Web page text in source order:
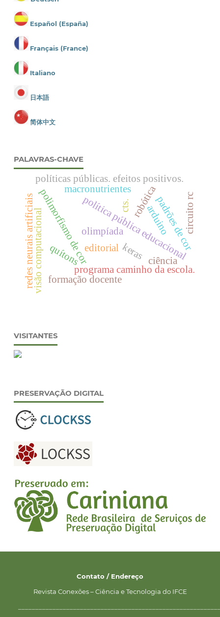
Español (España)
Français (France)
Italiano
日本語
简体中文
PALAVRAS-CHAVE
editorial
olimpíada
política pública educacional
programa caminho da escola.
padrões de cor
polimorfismo de cor
quítons
robótica
redes neurais artificiaisvisão computacional keras
políticas públicas. efeitos positivos.
formação docente
cts.
ciência
macronutrientes
arduino circuito rc
VISITANTES
PRESERVAÇÃO DIGITAL
Contato / Endereço
Revista Conexões – Ciência e Tecnologia do IFCE